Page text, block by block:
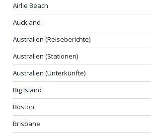
Airlie Beach
Auckland
Australien (Reiseberichte)
Australien (Stationen)
Australien (Unterkünfte)
Big Island
Boston
Brisbane